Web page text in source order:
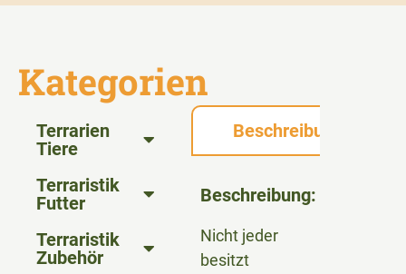
Kategorien
Terrarien
Tiere
Terraristik
Futter
Terraristik
Zubehör
Beschreibung
Beschreibung:
Nicht jeder
besitzt